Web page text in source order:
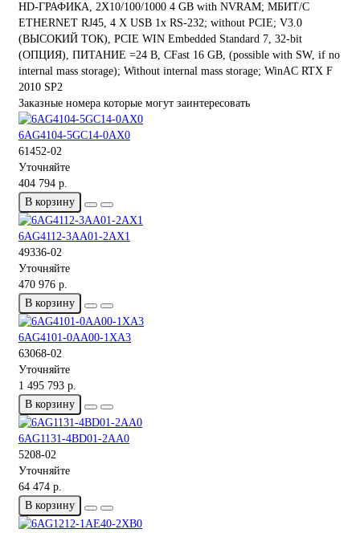
HD-ГРАФИКА, 2X10/100/1000 4 GB with NVRAM; МБИТ/С
ETHERNET RJ45, 4 X USB 1x RS-232; without PCIE; V3.0
(ВЫСОКИЙ ТОК), PCIE WIN Embedded Standard 7, 32-bit
(ОПЦИЯ), ПИТАНИЕ =24 В, CFast 16 GB, (possible with SW, if no
internal mass storage); Without internal mass storage; WinAC RTX F
2010 SP2
Заказные номера которые могут заинтересовать
6AG4104-5GC14-0AX0
61452-02
Уточняйте
404 794 р.
В корзину
6AG4112-3AA01-2AX1
49336-02
Уточняйте
470 976 р.
В корзину
6AG4101-0AA00-1XA3
63068-02
Уточняйте
1 495 793 р.
В корзину
6AG1131-4BD01-2AA0
5208-02
Уточняйте
64 474 р.
В корзину